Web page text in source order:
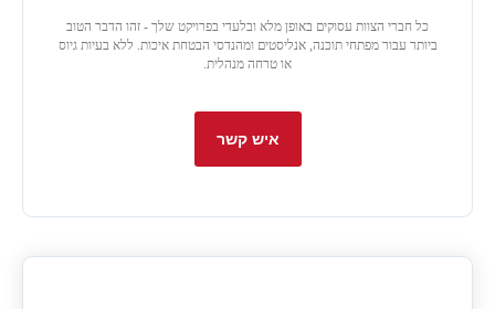
כל חברי הצוות עסוקים באופן מלא ובלעדי בפרויקט שלך - זהו הדבר הטוב
ביותר עבור מפתחי תוכנה, אנליסטים ומהנדסי הבטחת איכות. ללא בעיות גיוס
או טרחה מנהלית.
איש קשר